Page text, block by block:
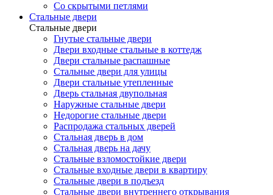
Со скрытыми петлями
Стальные двери
Стальные двери
Гнутые стальные двери
Двери входные стальные в коттедж
Двери стальные распашные
Стальные двери для улицы
Двери стальные утепленные
Дверь стальная двупольная
Наружные стальные двери
Недорогие стальные двери
Распродажа стальных дверей
Стальная дверь в дом
Стальная дверь на дачу
Стальные взломостойкие двери
Стальные входные двери в квартиру
Стальные двери в подъезд
Стальные двери внутреннего открывания